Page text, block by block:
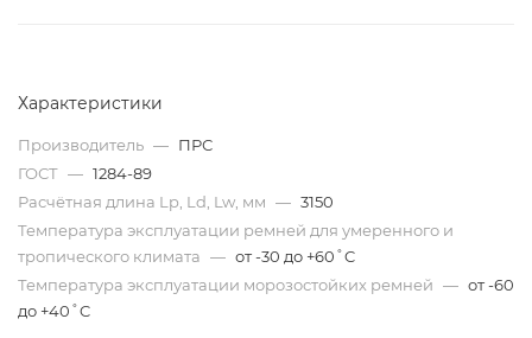
Характеристики
Производитель — ПРС
ГОСТ — 1284-89
Расчётная длина Lp, Ld, Lw, мм — 3150
Температура эксплуатации ремней для умеренного и
тропического климата — от -30 до +60˚C
Температура эксплуатации морозостойких ремней — от -60
до +40˚C